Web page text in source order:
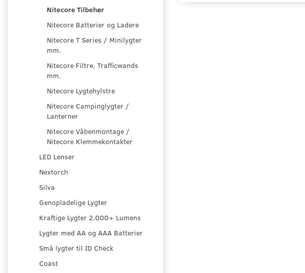
Nitecore Tilbehør
Nitecore Batterier og Ladere
Nitecore T Series / Minilygter
mm.
Nitecore Filtre, Trafficwands
mm.
Nitecore Lygtehylstre
Nitecore Campinglygter /
Lanterner
Nitecore Våbenmontage /
Nitecore Klemmekontakter
LED Lenser
Nextorch
Silva
Genopladelige Lygter
Kraftige Lygter 2.000+ Lumens
Lygter med AA og AAA Batterier
Små lygter til ID Check
Coast